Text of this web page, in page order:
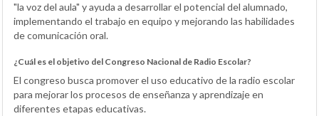
"la voz del aula" y ayuda a desarrollar el potencial del alumnado,
implementando el trabajo en equipo y mejorando las habilidades
de comunicación oral.
¿Cuál es el objetivo del Congreso Nacional de Radio Escolar?
El congreso busca promover el uso educativo de la radio escolar
para mejorar los procesos de enseñanza y aprendizaje en
diferentes etapas educativas.